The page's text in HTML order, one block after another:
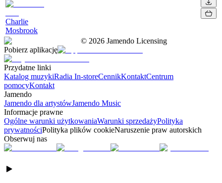
Charlie
Mosbrook
© 2026 Jamendo Licensing
Pobierz aplikację
Przydatne linki
Katalog muzykiRadia In-storeCennikKontaktCentrum
pomocyKontakt
Jamendo
Jamendo dla artystówJamendo Music
Informacje prawne
Ogólne warunki użytkowaniaWarunki sprzedażyPolityka
prywatnościPolityka plików cookieNaruszenie praw autorskich
Obserwuj nas